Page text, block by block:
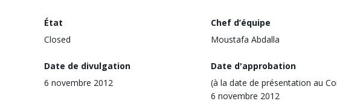
État
Closed
Chef d’équipe
Moustafa Abdalla
Date de divulgation
6 novembre 2012
Date d'approbation
(à la date de présentation au
6 novembre 2012